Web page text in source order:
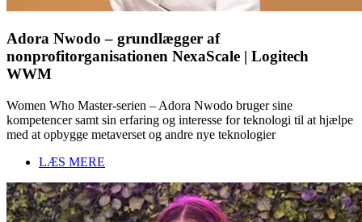
Adora Nwodo – grundlægger af
nonprofitorganisationen NexaScale | Logitech
WWM
Women Who Master-serien – Adora Nwodo bruger sine
kompetencer samt sin erfaring og interesse for teknologi til at hjælpe
med at opbygge metaverset og andre nye teknologier
LÆS MERE